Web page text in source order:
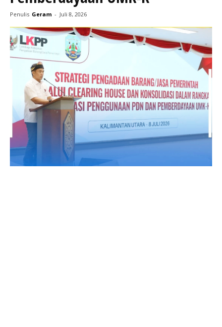
Penulis Geram - Juli 8, 2026